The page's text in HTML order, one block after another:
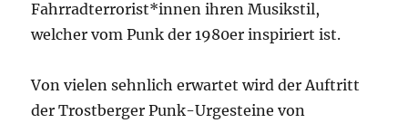
Fahrradterrorist*innen ihren Musikstil,
welcher vom Punk der 1980er inspiriert ist.
Von vielen sehnlich erwartet wird der Auftritt
der Trostberger Punk-Urgesteine von